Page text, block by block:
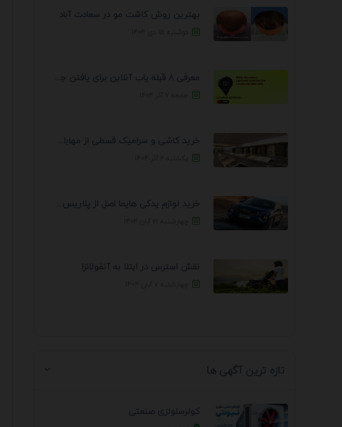
بهترین روش کاشت مو در سعادت آباد
معرفی 8 قبله یاب آنلاین برای یافتن جهت انجام ...
نقش استرس در ابتلا به آنفولانزا
تازه ترین آگهی ها
کولرسلولزی صنعتی